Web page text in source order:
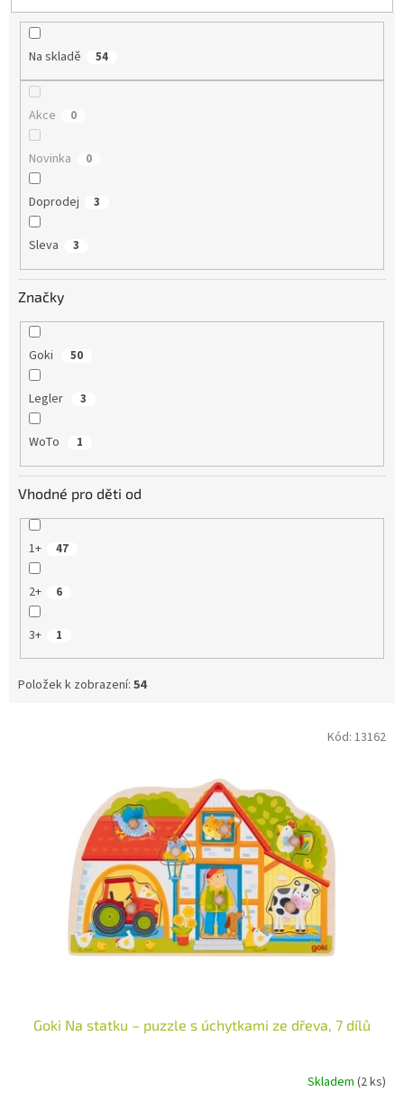
t
Na skladě 54
Akce 0
Novinka 0
Doprodej 3
Sleva 3
Značky
Goki 50
Legler 3
WoTo 1
Vhodné pro děti od
1+ 47
2+ 6
3+ 1
Položek k zobrazení: 54
Goki Na statku – puzzle s úchytkami ze dřeva, 7 dílů
Skladem (2 ks)
Kód: 13162